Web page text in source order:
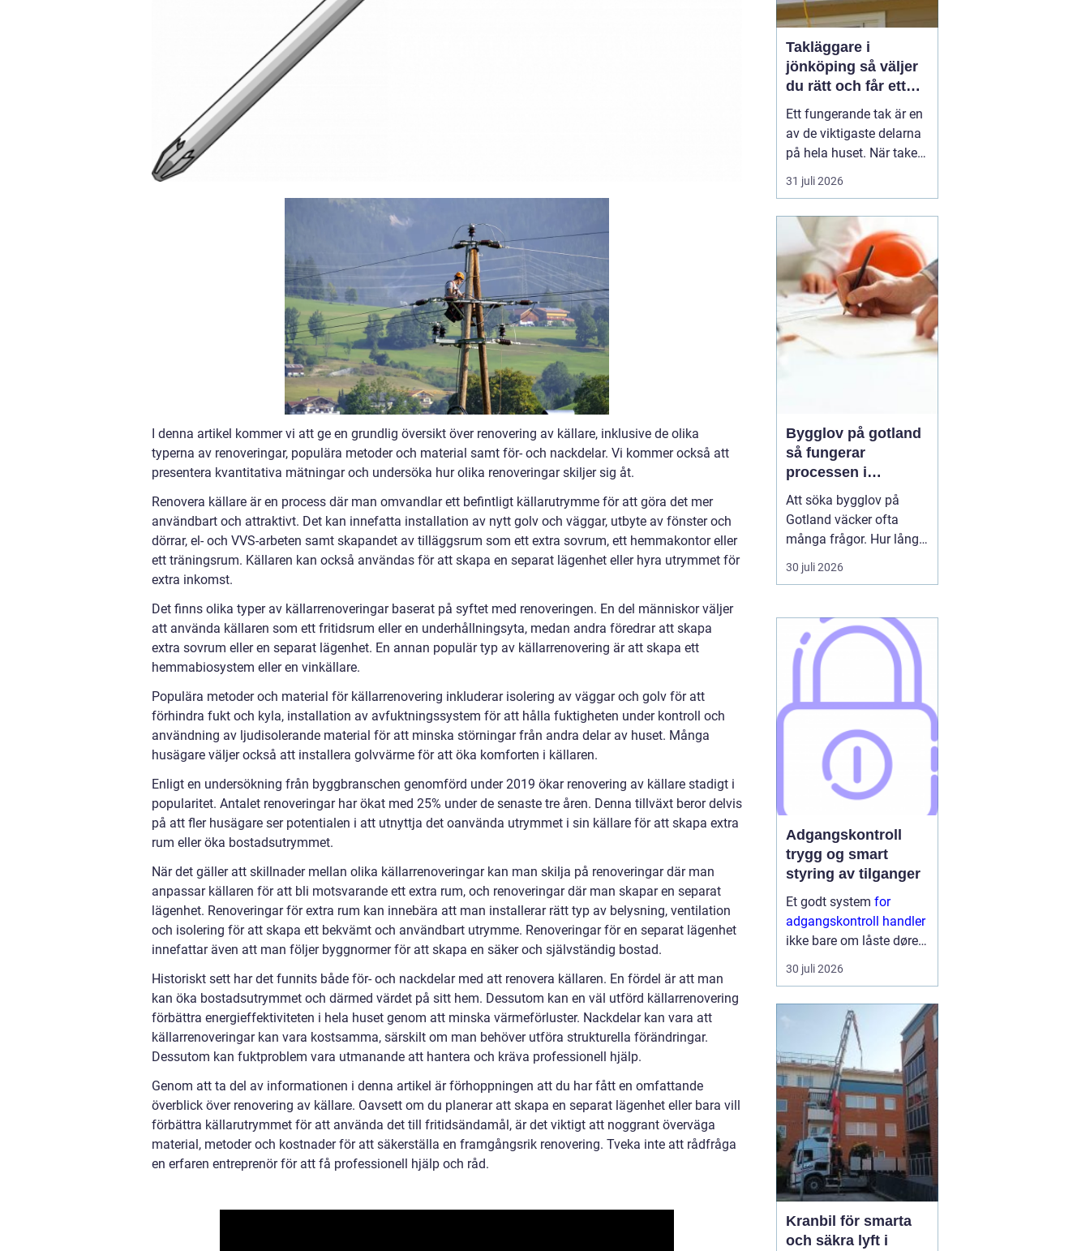
I denna artikel kommer vi att ge en grundlig översikt över renovering av källare, inklusive de olika
typerna av renoveringar, populära metoder och material samt för- och nackdelar. Vi kommer också att
presentera kvantitativa mätningar och undersöka hur olika renoveringar skiljer sig åt.
Renovera källare är en process där man omvandlar ett befintligt källarutrymme för att göra det mer
användbart och attraktivt. Det kan innefatta installation av nytt golv och väggar, utbyte av fönster och
dörrar, el- och VVS-arbeten samt skapandet av tilläggsrum som ett extra sovrum, ett hemmakontor eller
ett träningsrum. Källaren kan också användas för att skapa en separat lägenhet eller hyra utrymmet för
extra inkomst.
Det finns olika typer av källarrenoveringar baserat på syftet med renoveringen. En del människor väljer
att använda källaren som ett fritidsrum eller en underhållningsyta, medan andra föredrar att skapa
extra sovrum eller en separat lägenhet. En annan populär typ av källarrenovering är att skapa ett
hemmabiosystem eller en vinkällare.
Populära metoder och material för källarrenovering inkluderar isolering av väggar och golv för att
förhindra fukt och kyla, installation av avfuktningssystem för att hålla fuktigheten under kontroll och
användning av ljudisolerande material för att minska störningar från andra delar av huset. Många
husägare väljer också att installera golvvärme för att öka komforten i källaren.
Enligt en undersökning från byggbranschen genomförd under 2019 ökar renovering av källare stadigt i
popularitet. Antalet renoveringar har ökat med 25% under de senaste tre åren. Denna tillväxt beror delvis
på att fler husägare ser potentialen i att utnyttja det oanvända utrymmet i sin källare för att skapa extra
rum eller öka bostadsutrymmet.
När det gäller att skillnader mellan olika källarrenoveringar kan man skilja på renoveringar där man
anpassar källaren för att bli motsvarande ett extra rum, och renoveringar där man skapar en separat
lägenhet. Renoveringar för extra rum kan innebära att man installerar rätt typ av belysning, ventilation
och isolering för att skapa ett bekvämt och användbart utrymme. Renoveringar för en separat lägenhet
innefattar även att man följer byggnormer för att skapa en säker och självständig bostad.
Historiskt sett har det funnits både för- och nackdelar med att renovera källaren. En fördel är att man
kan öka bostadsutrymmet och därmed värdet på sitt hem. Dessutom kan en väl utförd källarrenovering
förbättra energieffektiviteten i hela huset genom att minska värmeförluster. Nackdelar kan vara att
källarrenoveringar kan vara kostsamma, särskilt om man behöver utföra strukturella förändringar.
Dessutom kan fuktproblem vara utmanande att hantera och kräva professionell hjälp.
Genom att ta del av informationen i denna artikel är förhoppningen att du har fått en omfattande
överblick över renovering av källare. Oavsett om du planerar att skapa en separat lägenhet eller bara vill
förbättra källarutrymmet för att använda det till fritidsändamål, är det viktigt att noggrant överväga
material, metoder och kostnader för att säkerställa en framgångsrik renovering. Tveka inte att rådfråga
en erfaren entreprenör för att få professionell hjälp och råd.
Takläggare i
jönköping så väljer
du rätt och får ett
tak som håller
Ett fungerande tak är en
av de viktigaste delarna
på hela huset. När taket
börjar bli slitet påverkar
det både tryggheten,
värdet på huset. Därför
blir valetav takläggare i
Jönköping avg...
31 juli 2026
Bygglov på gotland
så fungerar
processen i
praktiken
Att söka bygglov på
Gotland väcker ofta
många frågor. Hur lång
tid tar det? Vilka
handlingar behövs? Och
nära havet eller i Visbys
känsliga kulturmiljö? För
den som sällan har
kännas både ...
30 juli 2026
Adgangskontroll
trygg og smart
styring av tilganger
Et godt system for
adgangskontroll handler
ikke bare om låste dører.
Det handler om å ha
oversikt, kunne styre
sikre mennesker, verdier
og informasjon på en
ryddig måte. Moderne
lø...
30 juli 2026
Kranbil för smarta
och säkra lyft i